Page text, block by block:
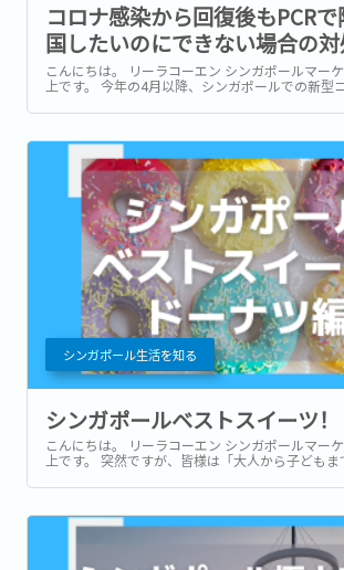
コロナ感染から回復後もPCR
国したいのにできない場合の
【2022年7月現在】
こんにちは。 リーラコーエン シンガポールマー
上です。 今年の4月以降、シンガポールでの新型
次々と緩和されてきました。...
シンガポール生活を知る
シンガポールベストスイーツ
こんにちは。 リーラコーエン シンガポールマー
上です。 突然ですが、皆様は「大人から子ども
ールには美味しいスイーツが沢山ありますが、最